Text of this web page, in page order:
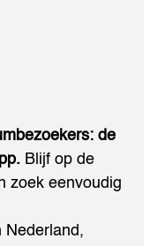
de
Blijf op de
zoek eenvoudig